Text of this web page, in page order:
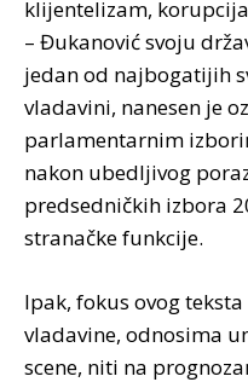
klijentelizam,
– Đukanović svoju
jedan od najbogatijih
vladavini, nanesen je
parlamentarnim
nakon ubedljivog
predsedničkih izbora
stranačke funkcije.
Ipak, fokus ovog
vladavine, odnosima
scene, niti na